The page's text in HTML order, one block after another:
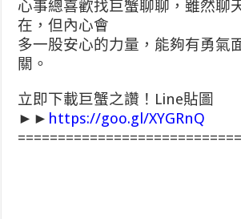
心事總喜歡找巨蟹聊聊，雖然聊
在，但內心會
多一股安心的力量，能夠有勇氣
關。
立即下載巨蟹之讚！Line貼圖
►► https://goo.gl/XYGRnQ